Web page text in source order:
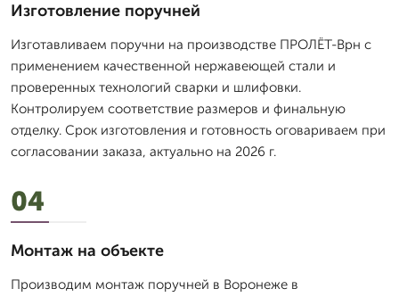
Изготовление поручней
Изготавливаем поручни на производстве ПРОЛЁТ-Врн с
применением качественной нержавеющей стали и
проверенных технологий сварки и шлифовки.
Контролируем соответствие размеров и финальную
отделку. Срок изготовления и готовность оговариваем при
согласовании заказа, актуально на 2026 г.
04
Монтаж на объекте
Производим монтаж поручней в Воронеже в